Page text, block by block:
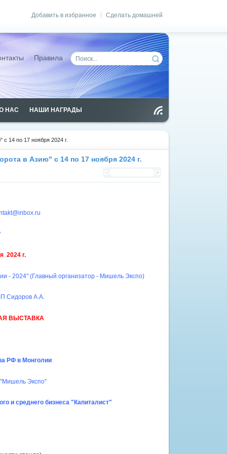
Сделать домашней
Добавить в избранное
Правила
НАС
НАШИ НАГРАДЫ
ен
14 по 17 ноября 2024 г.
в Азию" с 14 по 17 ноября 2024 г.
2024 г.
- 2024" (Главный организатор - Мишель Экспо)
Сидоров А.А.
ВЫСТАВКА
РФ в Монголии
Экспо"
и среднего бизнеса "Капиталист"